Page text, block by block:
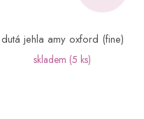
dutá jehla amy oxford (fine)
skladem (5 ks)